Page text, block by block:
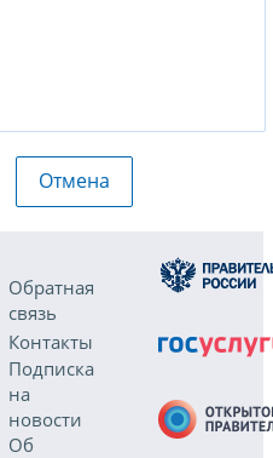
Отмена
Обратная
связь
Контакты
Подписка
на
новости
Об